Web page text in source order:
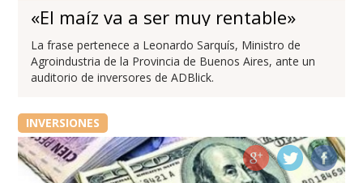
«El maíz va a ser muy rentable»
La frase pertenece a Leonardo Sarquís, Ministro de
Agroindustria de la Provincia de Buenos Aires, ante un
auditorio de inversores de ADBlick.
INVERSIONES